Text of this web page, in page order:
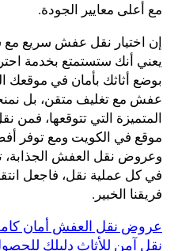
مع أعلى معايير الجودة.
إن اختيار نقل عفش سريع
يعني أنك ستستمتع بخدمة
بوضع أثاثك بأمان في موقعك
عفش مع تغليف متقن، بل
المتميزة التي تتوقعها،
موقع في الكويت ومع توفر
وعروض نقل العفش الجذابة،
في كل عملية نقل، فاجعل
فريقنا الخبير.
عروض نقل العفش أمان
نقل آمن للأثاث دليلك